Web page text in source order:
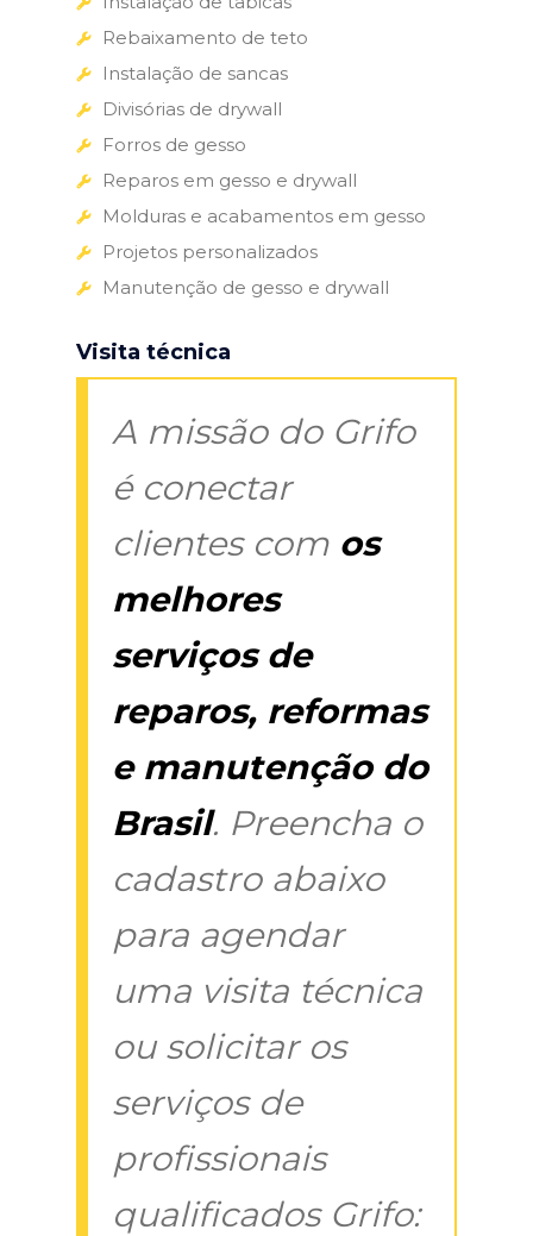
Rebaixamento de teto
Instalação de sancas
Divisórias de drywall
Forros de gesso
Reparos em gesso e drywall
Molduras e acabamentos em gesso
Projetos personalizados
Manutenção de gesso e drywall
Visita técnica
A missão do Grifo
é conectar
clientes com os
melhores
serviços de
reparos, reformas
e manutenção do
Brasil. Preencha o
cadastro abaixo
para agendar
uma visita técnica
ou solicitar os
serviços de
profissionais
qualificados Grifo: